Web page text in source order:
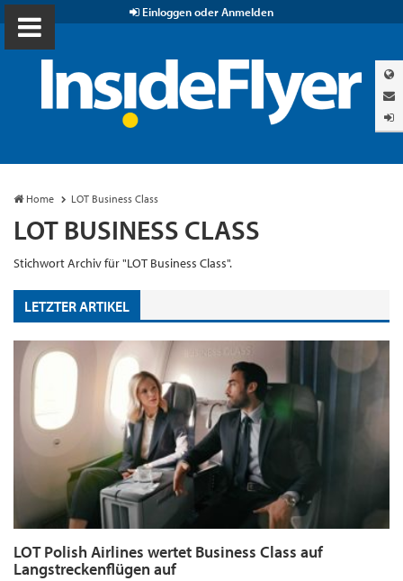
Einloggen oder Anmelden
Home LOT Business Class
LOT BUSINESS CLASS
Stichwort Archiv für "LOT Business Class".
LETZTER ARTIKEL
LOT Polish Airlines wertet Business Class auf
Langstreckenflügen auf